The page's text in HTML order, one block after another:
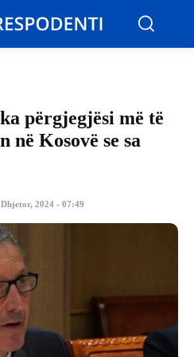
përgjegjësi më të
në Kosovë se sa
Dhjetor, 2024 - 07:49